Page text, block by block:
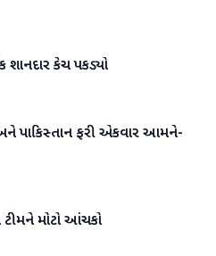
શાનદાર કેચ પકડ્યો
પાકિસ્તાન ફરી એકવાર આમને-
ટીમને મોટો આંચકો